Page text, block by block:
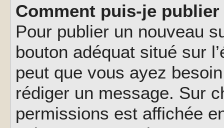
Comment puis-je
Pour publier un nouveau
bouton adéquat situé sur
peut que vous ayez
rédiger un message. Sur
permissions est affichée